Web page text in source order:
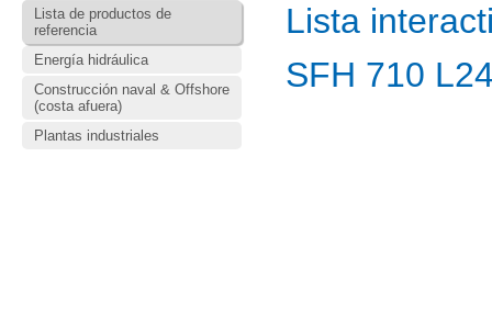
Lista de productos de
referencia
Energía hidráulica
Construcción naval & Offshore
(costa afuera)
Plantas industriales
Lista
SFH 710